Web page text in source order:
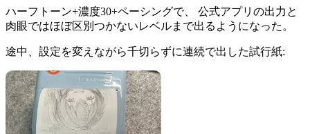
ハーフトーン+濃度30+ペーシングで、 公式アプリの出力と
肉眼ではほぼ区別つかないレベルまで出るようになった。
途中、設定を変えながら千切らずに連続で出した試行紙: